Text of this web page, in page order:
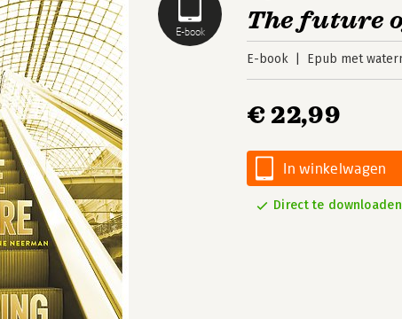
E-book The future
E-book Epub met
€ 22,99
In winkelwagen
Direct te downloaden